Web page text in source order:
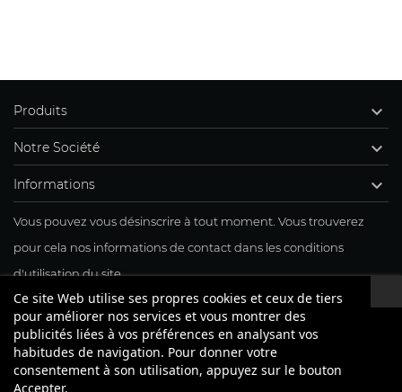
Informations 
Vous pouvez vous désinscrire à tout moment. Vous trouverez
pour cela nos informations de contact dans les conditions
d'utilisation du site.
J'accepte mon inscription à la newsletter
Produits 
Notre Société 
Ce site Web utilise ses propres cookies et ceux de tiers
pour améliorer nos services et vous montrer des
publicités liées à vos préférences en analysant vos
habitudes de navigation. Pour donner votre
consentement à son utilisation, appuyez sur le bouton
Accepter.